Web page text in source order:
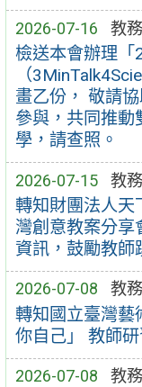
2026-07-16 教
檢送本會辦理「
（
畫乙份， 敬請
參與，共同推動
學，請查照。
2026-07-15 教
轉知財團法人天
灣創意教案分享
資訊，鼓勵教師
2026-07-08 教
轉知國立臺灣
你自己」 教師
2026-07-08 教